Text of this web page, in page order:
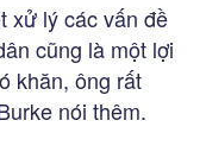
xử lý các vấn đề
cũng là một lợi
khăn, ông rất
nói thêm.